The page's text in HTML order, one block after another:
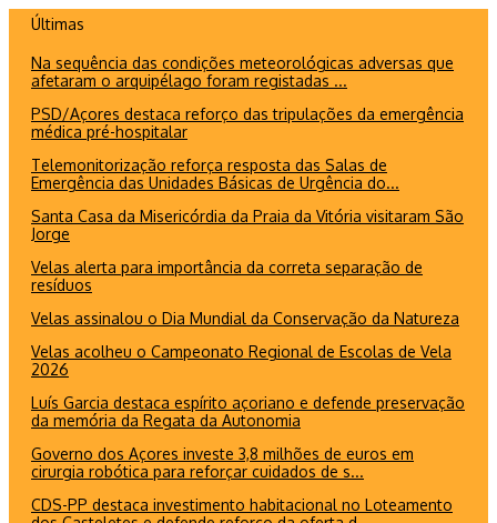
conteúdo
Últimas
Na sequência das condições meteorológicas adversas que
afetaram o arquipélago foram registadas ...
PSD/Açores destaca reforço das tripulações da emergência
médica pré-hospitalar
Telemonitorização reforça resposta das Salas de
Emergência das Unidades Básicas de Urgência do...
Santa Casa da Misericórdia da Praia da Vitória visitaram São
Jorge
Velas alerta para importância da correta separação de
resíduos
Velas assinalou o Dia Mundial da Conservação da Natureza
Velas acolheu o Campeonato Regional de Escolas de Vela
2026
Luís Garcia destaca espírito açoriano e defende preservação
da memória da Regata da Autonomia
Governo dos Açores investe 3,8 milhões de euros em
cirurgia robótica para reforçar cuidados de s...
CDS-PP destaca investimento habitacional no Loteamento